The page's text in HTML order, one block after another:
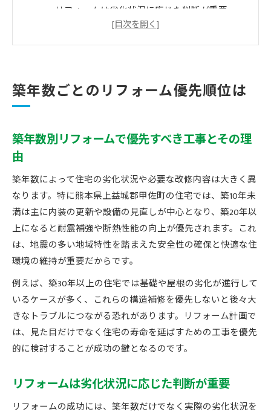
リフォームは劣化状況に応じた判断が重要
築古住宅の内装リフォームがもたらす変化
築浅と築古で異なるリフォームの進め方
古い住宅に最適な改修タイミングを知る
熊本の住宅で注意すべき老朽化ポイント
改修タイミングを逃さないためのチェック項目
熊本県で注目される耐震リフォーム事例
熊本の耐震リフォームは築年数に応じて変わる
リフォームで得られる安心と耐震性能向上例
築古住宅の耐震リフォーム成功の秘訣
耐震リフォームは内装との同時施工も有効
補助金活用で賢く住まいを見直す方法
リフォーム補助金を活用するための基本知識
築年数別に使える熊本県の補助金一覧の活用法
補助金を活かしたリフォーム計画の立て方
リフォーム業者と連携した補助金相談のコツ
築年数ごとのリフォーム優先順位は
築年数別リフォームで優先すべき工事とその理
由
築年数によって住宅の劣化状況や必要な改修内容は大きく異
なります。特に熊本県上益城郡甲佐町の住宅では、築10年未
満は主に内装の更新や設備の見直しが中心となり、築20年以
上になると耐震補強や断熱性能の向上が優先されます。これ
は、地震の多い地域特性を踏まえた安全性の確保と快適な住
環境の維持が重要だからです。
例えば、築30年以上の住宅では基礎や屋根の劣化が進行して
いるケースが多く、これらの構造補修を優先しないと後々大
きなトラブルにつながる恐れがあります。リフォーム計画で
は、見た目だけでなく住宅の寿命を延ばすための工事を優先
的に検討することが成功の鍵となるのです。
リフォームは劣化状況に応じた判断が重要
リフォームの成功には、築年数だけでなく実際の劣化状況を